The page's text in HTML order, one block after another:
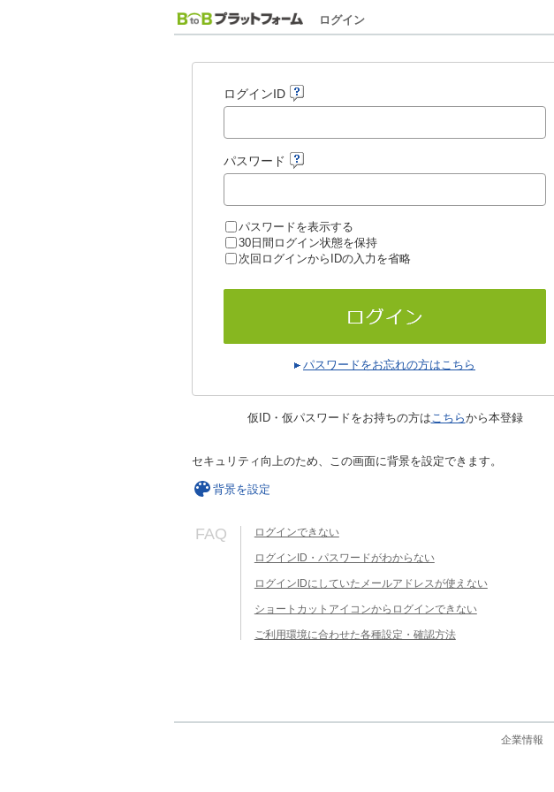
ログイン
ログインID
パスワード
パスワードを表示する
30日間ログイン状態を保持
次回ログインからIDの入力を省略
パスワードをお忘れの方はこちら
仮ID・仮パスワードをお持ちの方はこちらから本登録
セキュリティ向上のため、この画面に背景を設定できます。
背景を設定
FAQ ログインできない
ログインID・パスワードがわからない
ログインIDにしていたメールアドレスが使えない
ショートカットアイコンからログインできない
ご利用環境に合わせた各種設定・確認方法
企業情報